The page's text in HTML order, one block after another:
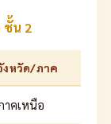
ชั้น 2
งหวัด/ภาค
าคเหนือ